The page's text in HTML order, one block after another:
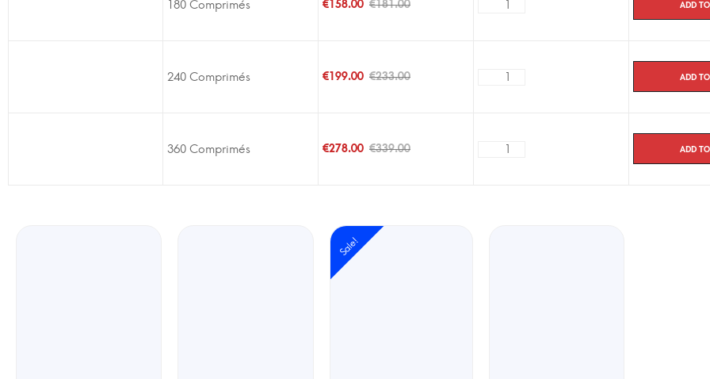
180 Comprimés €181.00
€158.00 Add
240 Comprimés €233.00
€199.00 Add
360 Comprimés €339.00
€278.00 Add
Sale!